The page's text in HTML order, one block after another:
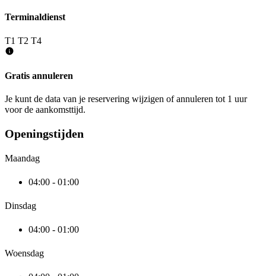
Terminaldienst
T1 T2 T4
Gratis annuleren
Je kunt de data van je reservering wijzigen of annuleren tot 1 uur
voor de aankomsttijd.
Openingstijden
Maandag
04:00 - 01:00
Dinsdag
04:00 - 01:00
Woensdag